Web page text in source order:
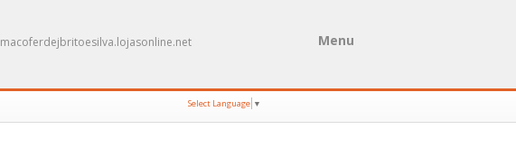
macoferdejbritoesilva.lojasonline.net Menu
Select Language ▼